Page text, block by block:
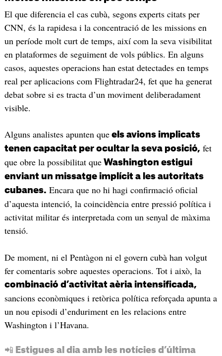
El que diferencia el cas cubà, segons experts citats per
CNN, és la rapidesa i la concentració de les missions en
un període molt curt de temps, així com la seva visibilitat
en plataformes de seguiment de vols públics. En alguns
casos, aquestes operacions han estat detectades en temps
real per aplicacions com Flightradar24, fet que ha generat
debat sobre si es tracta d’un moviment deliberadament
visible.
Alguns analistes apunten queels avions implicats
tenen capacitat per ocultar la seva posició, fet
que obre la possibilitat queWashington estigui
enviant un missatge implícit a les autoritats
cubanes. Encara que no hi hagi confirmació oficial
d’aquesta intenció, la coincidència entre pressió política i
activitat militar és interpretada com un senyal de màxima
tensió.
De moment, ni el Pentàgon ni el govern cubà han volgut
fer comentaris sobre aquestes operacions. Tot i això, la
combinació d’activitat aèria intensificada,
sancions econòmiques i retòrica política reforçada apunta a
un nou episodi d’enduriment en les relacions entre
Washington i l’Havana.
📲 Estigues al dia amb les notícies d’última